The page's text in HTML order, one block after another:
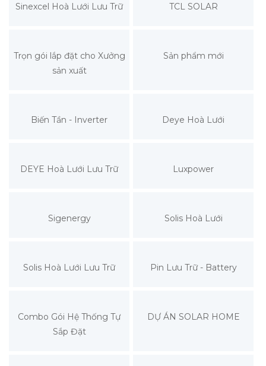
Sinexcel Hoà Lưới Lưu Trữ TCL SOLAR
Trọn gói lắp đặt cho Xưởng
sản xuất
Sản phẩm mới
Biến Tần - Inverter Deye Hoà Lưới
DEYE Hoà Lưới Lưu Trữ Luxpower
Sigenergy Solis Hoà Lưới
Solis Hoà Lưới Lưu Trữ Pin Lưu Trữ - Battery
Combo Gói Hệ Thống Tự
Sắp Đặt
DỰ ÁN SOLAR HOME